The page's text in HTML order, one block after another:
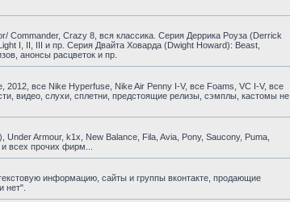
Commander, Crazy 8, вся классика. Серия Деррика Роуза (Derrick
I, II, III и пр. Серия Двайта Ховарда (Dwight Howard): Beast,
анонсы расцветок и пр.
все Nike Hyperfuse, Nike Air Penny I-V, все Foams, VC I-V, все
видео, слухи, сплетни, предстоящие релизы, сэмплы, кастомы не
Armour, k1x, New Balance, Fila, Avia, Pony, Saucony, Puma,
всех прочих фирм...
информацию, сайты и группы вконтакте, продающие
нет".